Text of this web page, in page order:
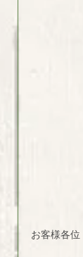
お客様各